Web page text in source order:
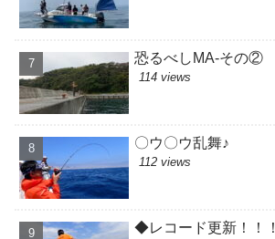
恐るべしMA-その②
114 views
〇ウ〇ウ乱舞♪
112 views
◆レコード更新！！！